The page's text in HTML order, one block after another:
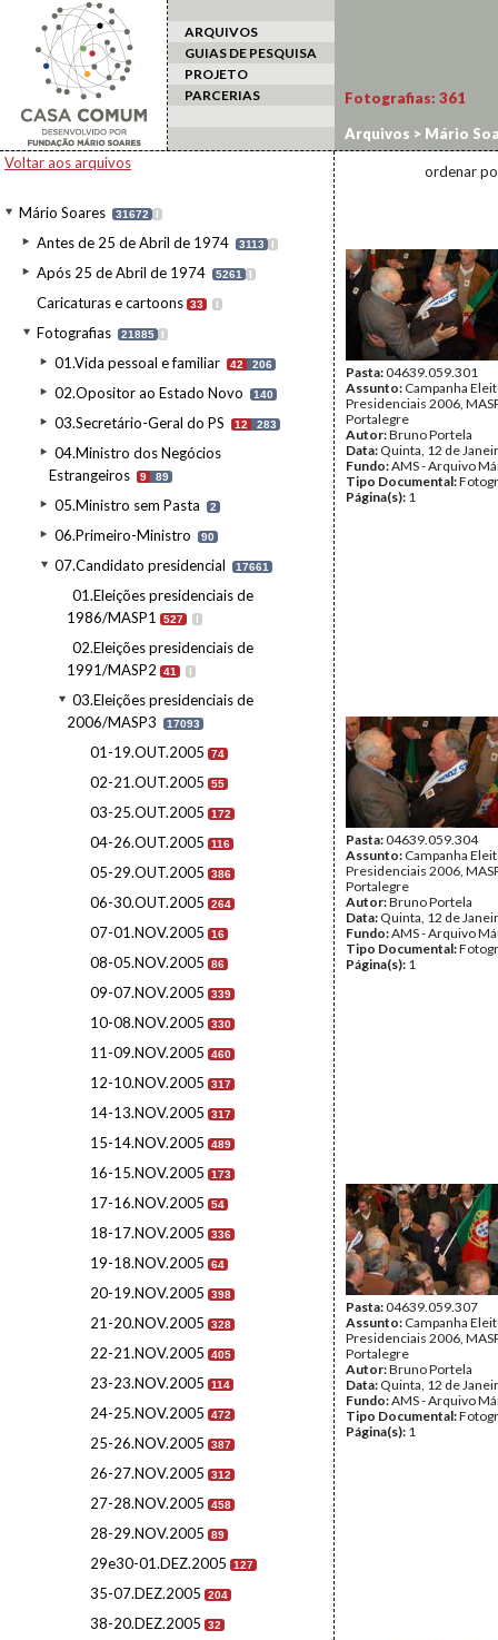
ARQUIVOS
GUIAS DE PESQUISA
PROJETO
PARCERIAS
Voltar aos arquivos
Mário Soares 31672 I
Antes de 25 de Abril de 1974 3113 I
Após 25 de Abril de 1974 5261 I
Caricaturas e cartoons 33 I
Fotografias 21885 I
01.Vida pessoal e familiar 42 206
02.Opositor ao Estado Novo 140
03.Secretário-Geral do PS 12 283
04.Ministro dos Negócios
Estrangeiros
9 89
05.Ministro sem Pasta 2
06.Primeiro-Ministro 90
07.Candidato presidencial 17661
01.Eleições presidenciais de
1986/MASP1
527 I
02.Eleições presidenciais de
1991/MASP2
41 I
03.Eleições presidenciais de
2006/MASP3
17093
01-19.OUT.2005 74
02-21.OUT.2005 55
03-25.OUT.2005 172
04-26.OUT.2005 116
05-29.OUT.2005 386
06-30.OUT.2005 264
07-01.NOV.2005 16
08-05.NOV.2005 86
09-07.NOV.2005 339
10-08.NOV.2005 330
11-09.NOV.2005 460
12-10.NOV.2005 317
14-13.NOV.2005 317
15-14.NOV.2005 489
16-15.NOV.2005 173
17-16.NOV.2005 54
18-17.NOV.2005 336
19-18.NOV.2005 64
20-19.NOV.2005 398
21-20.NOV.2005 328
22-21.NOV.2005 405
23-23.NOV.2005 114
24-25.NOV.2005 472
25-26.NOV.2005 387
26-27.NOV.2005 312
27-28.NOV.2005 458
28-29.NOV.2005 89
29e30-01.DEZ.2005 127
35-07.DEZ.2005 204
38-20.DEZ.2005 32
Fotografias: 361
Arquivos > Mário
2006/MASP3>59-
ordenar
Pasta:04639.059.301
Assunto: Campanha
Presidenciais 2006,
Portalegre
Autor:Bruno Portela
Data: Quinta, 12 de
Fundo:AMS - Arquivo
Tipo Documental:
Página(s): 1
Pasta:04639.059.304
Assunto: Campanha
Presidenciais 2006,
Portalegre
Autor:Bruno Portela
Data: Quinta, 12 de
Fundo:AMS - Arquivo
Tipo Documental:
Página(s): 1
Pasta:04639.059.307
Assunto: Campanha
Presidenciais 2006,
Portalegre
Autor:Bruno Portela
Data: Quinta, 12 de
Fundo:AMS - Arquivo
Tipo Documental:
Página(s): 1